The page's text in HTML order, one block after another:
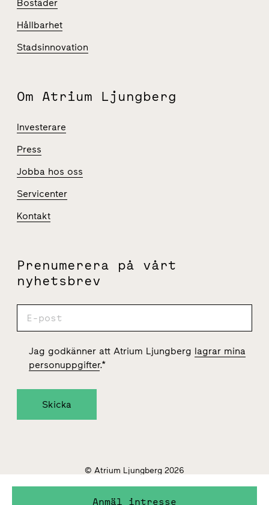
Anmäl intresse
Bostäder
Hållbarhet
Stadsinnovation
Om Atrium Ljungberg
Investerare
Press
Jobba hos oss
Servicenter
Kontakt
Prenumerera på vårt
nyhetsbrev
Jag godkänner att Atrium Ljungberg lagrar mina
personuppgifter.*
© Atrium Ljungberg 2026
Hantering av personuppgifter
Hantering av cookies